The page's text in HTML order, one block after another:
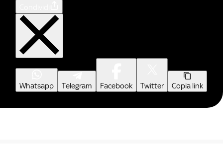
Whatsapp Telegram Facebook Twitter Copia link